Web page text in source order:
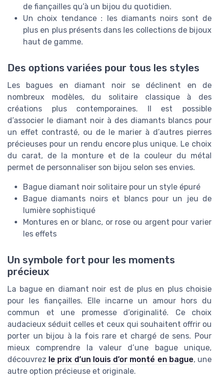
de fiançailles qu’à un bijou du quotidien.
Un choix tendance : les diamants noirs sont de
plus en plus présents dans les collections de bijoux
haut de gamme.
Des options variées pour tous les styles
Les bagues en diamant noir se déclinent en de
nombreux modèles, du solitaire classique à des
créations plus contemporaines. Il est possible
d’associer le diamant noir à des diamants blancs pour
un effet contrasté, ou de le marier à d’autres pierres
précieuses pour un rendu encore plus unique. Le choix
du carat, de la monture et de la couleur du métal
permet de personnaliser son bijou selon ses envies.
Bague diamant noir solitaire pour un style épuré
Bague diamants noirs et blancs pour un jeu de
lumière sophistiqué
Montures en or blanc, or rose ou argent pour varier
les effets
Un symbole fort pour les moments
précieux
La bague en diamant noir est de plus en plus choisie
pour les fiançailles. Elle incarne un amour hors du
commun et une promesse d’originalité. Ce choix
audacieux séduit celles et ceux qui souhaitent offrir ou
porter un bijou à la fois rare et chargé de sens. Pour
mieux comprendre la valeur d’une bague unique,
découvrez le prix d’un louis d’or monté en bague, une
autre option précieuse et originale.